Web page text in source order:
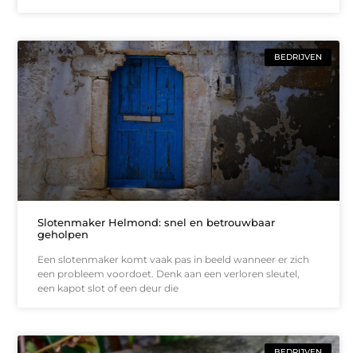
BEDRIJVEN
Slotenmaker Helmond: snel en betrouwbaar
geholpen
Een slotenmaker komt vaak pas in beeld wanneer er zich
een probleem voordoet. Denk aan een verloren sleutel,
een kapot slot of een deur die